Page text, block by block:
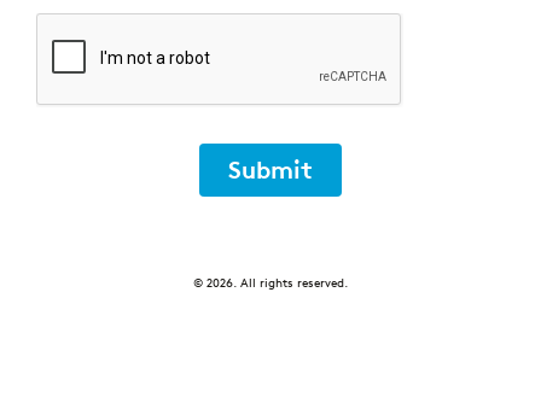
Submit
© 2026. All rights reserved.